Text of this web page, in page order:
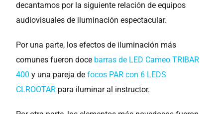
decantamos por la siguiente relación de equipos
audiovisuales de iluminación espectacular.
Por una parte, los efectos de iluminación más
comunes fueron doce barras de LED Cameo TRIBAR
400 y una pareja defocos PAR con 6 LEDS
CLROOTAR para iluminar al instructor.